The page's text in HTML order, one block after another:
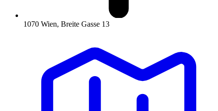
1070 Wien, Breite Gasse 13